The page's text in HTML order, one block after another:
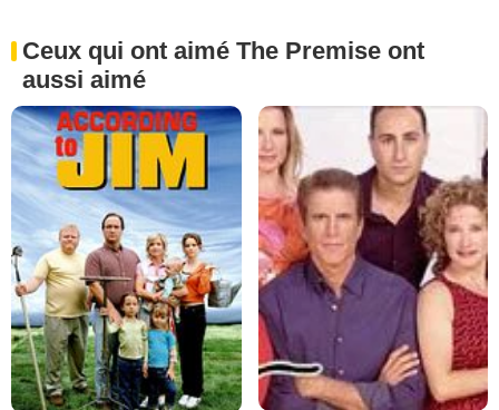
Ceux qui ont aimé The Premise ont
aussi aimé